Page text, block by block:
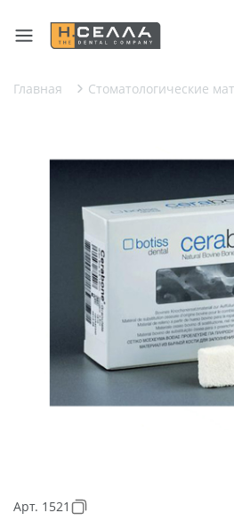
Главная Стоматологические
Арт. 1521